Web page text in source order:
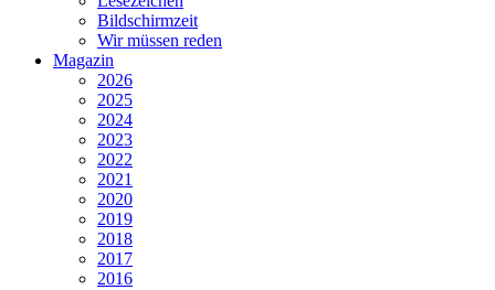
Bildschirmzeit
Wir müssen reden
Magazin
2026
2025
2024
2023
2022
2021
2020
2019
2018
2017
2016